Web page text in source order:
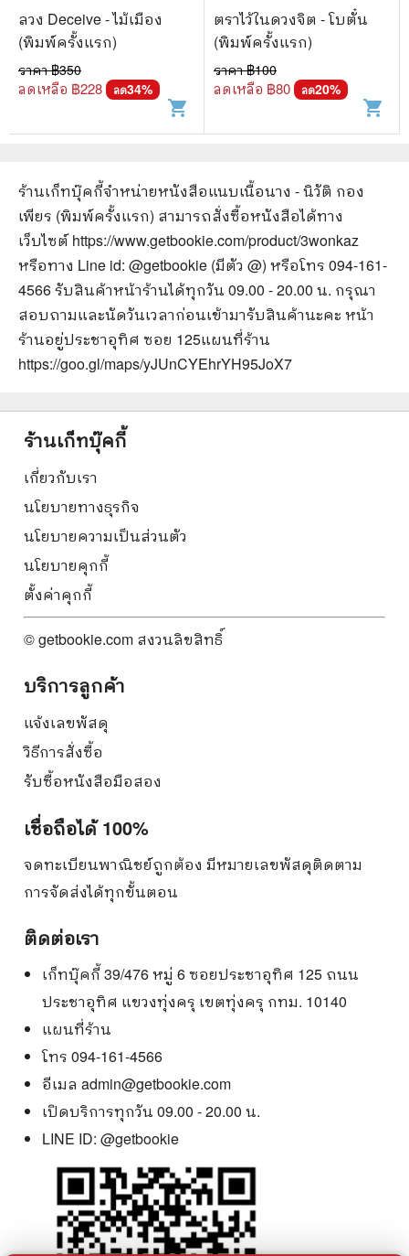
ลวง Deceive - ไม้เมือง
(พิมพ์ครั้งแรก)
ราคา ฿350
ลดเหลือ ฿228 ลด34%
shopping_cart
ตราไว้ในดวงจิต - โบตั๋น
(พิมพ์ครั้งแรก)
ราคา ฿100
ลดเหลือ ฿80 ลด20%
shopping_cart
ร้านเก็ทบุ๊คกี้จำหน่ายหนังสือแนบเนื้อนาง - นิวัติ กอง
เพียร (พิมพ์ครั้งแรก) สามารถสั่งซื้อหนังสือได้ทาง
เว็บไซต์ https://www.getbookie.com/product/3wonkaz
หรือทาง Line id: @getbookie (มีตัว @) หรือโทร 094-161-
4566 รับสินค้าหน้าร้านได้ทุกวัน 09.00 - 20.00 น. กรุณา
สอบถามและนัดวันเวลาก่อนเข้ามารับสินค้านะคะ หน้า
ร้านอยู่ประชาอุทิศ ซอย 125แผนที่ร้าน
https://goo.gl/maps/yJUnCYEhrYH95JoX7
ร้านเก็ทบุ๊คกี้
เกี่ยวกับเรา
นโยบายทางธุรกิจ
นโยบายความเป็นส่วนตัว
นโยบายคุกกี้
ตั้งค่าคุกกี้
© getbookie.com สงวนลิขสิทธิ์
บริการลูกค้า
แจ้งเลขพัสดุ
วิธีการสั่งซื้อ
รับซื้อหนังสือมือสอง
เชื่อถือได้ 100%
จดทะเบียนพาณิชย์ถูกต้อง มีหมายเลขพัสดุติดตาม
การจัดส่งได้ทุกขั้นตอน
ติดต่อเรา
เก็ทบุ๊คกี้ 39/476 หมู่ 6 ซอยประชาอุทิศ 125 ถนน
ประชาอุทิศ แขวงทุ่งครุ เขตทุ่งครุ กทม. 10140
แผนที่ร้าน
โทร 094-161-4566
อีเมล admin@getbookie.com
เปิดบริการทุกวัน 09.00 - 20.00 น.
LINE ID: @getbookie